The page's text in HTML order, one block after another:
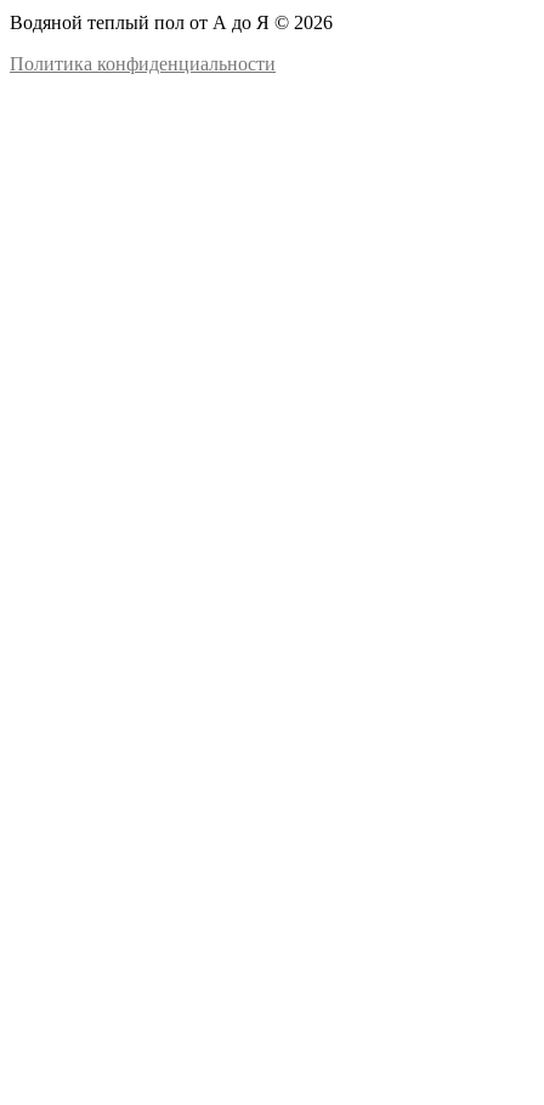
Водяной теплый пол от А до Я © 2026
Политика конфиденциальности